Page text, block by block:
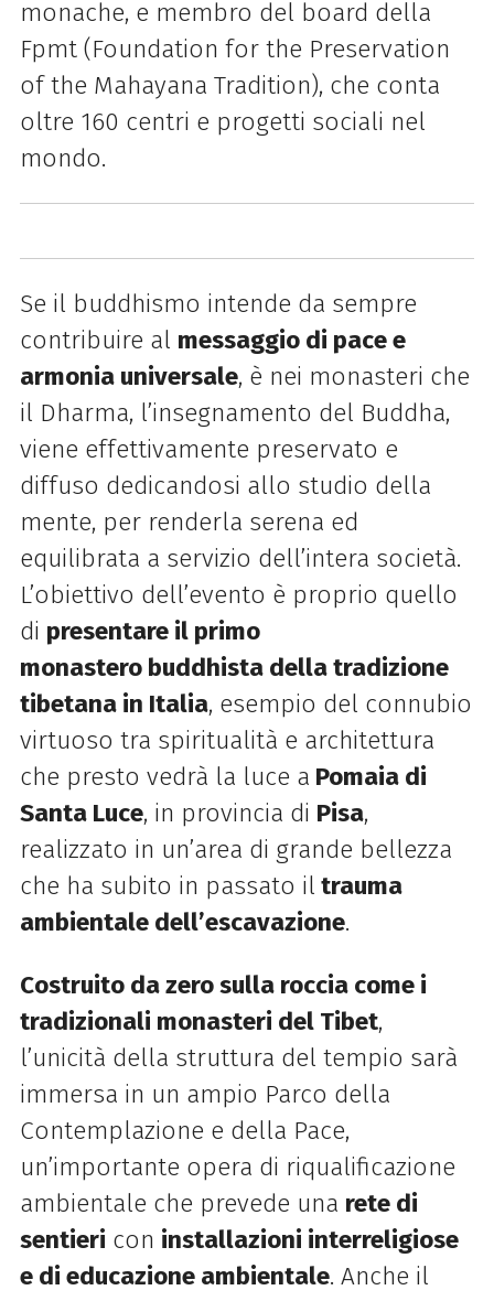
monache, e membro del board della
Fpmt (Foundation for the Preservation
of the Mahayana Tradition), che conta
oltre 160 centri e progetti sociali nel
mondo.
Se il buddhismo intende da sempre
contribuire al messaggio di pace e
armonia universale, è nei monasteri che
il Dharma, l’insegnamento del Buddha,
viene effettivamente preservato e
diffuso dedicandosi allo studio della
mente, per renderla serena ed
equilibrata a servizio dell’intera società.
L’obiettivo dell’evento è proprio quello
di presentare il primo
monastero buddhista della tradizione
tibetana in Italia, esempio del connubio
virtuoso tra spiritualità e architettura
che presto vedrà la luce a Pomaia di
Santa Luce, in provincia di Pisa,
realizzato in un’area di grande bellezza
che ha subito in passato il trauma
ambientale dell’escavazione.
Costruito da zero sulla roccia come i
tradizionali monasteri del Tibet,
l’unicità della struttura del tempio sarà
immersa in un ampio Parco della
Contemplazione e della Pace,
un’importante opera di riqualificazione
ambientale che prevede una rete di
sentieri con installazioni interreligiose
e di educazione ambientale. Anche il